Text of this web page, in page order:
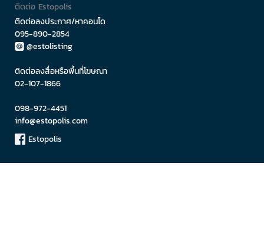
ติดต่อ Estopolis
ติดต่อลงประกาศ/หาคอนโด
095-890-2854
@estolisting
ติดต่อลงสื่อหรือพื้นที่โฆษณา
02-107-1866
098-972-4451
info@estopolis.com
Estopolis